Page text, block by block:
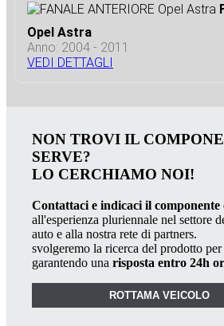
Opel Astra
Anno: 2004 - 2011
VEDI DETTAGLI
NON TROVI IL
SERVE?
LO CERCHIAMO NOI!
Contattaci e indicaci il componente
all'esperienza pluriennale nel settore
auto e alla nostra rete di partners.
svolgeremo la ricerca del prodotto
garantendo una risposta entro 24h
ROTTAMA VEICOLO